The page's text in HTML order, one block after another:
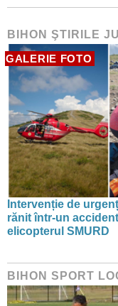
BIHON ŞTIRILE
GALERIE FOTO
Intervenție de
rănit într-un
elicopterul SMURD
BIHON SPORT